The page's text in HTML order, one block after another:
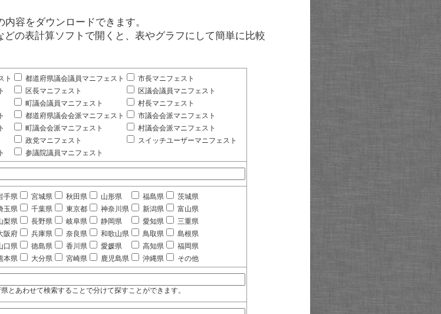
容をダウンロードできます。
の表計算ソフトで開くと、表やグラフにして簡単に比較
ト 都道府県議会議員マニフェスト
市長マニフェスト
区長マニフェスト
区議会議員マニフェスト
町議会議員マニフェスト
村長マニフェスト
都道府県議会会派マニフェスト
市議会会派マニフェスト
町議会会派マニフェスト
村議会会派マニフェスト
政党マニフェスト
スイッチユーザーマニフェスト
参議院議員マニフェスト
手県 宮城県 秋田県 山形県 福島県
茨城県
玉県 千葉県 東京都 神奈川県 新潟県
富山県
梨県 長野県 岐阜県 静岡県 愛知県
三重県
阪府 兵庫県 奈良県 和歌山県 鳥取県
島根県
口県 徳島県 香川県 愛媛県 高知県
福岡県
本県 大分県 宮崎県 鹿児島県 沖縄県 その他
とあわせて検索することで分けて探すことができます。